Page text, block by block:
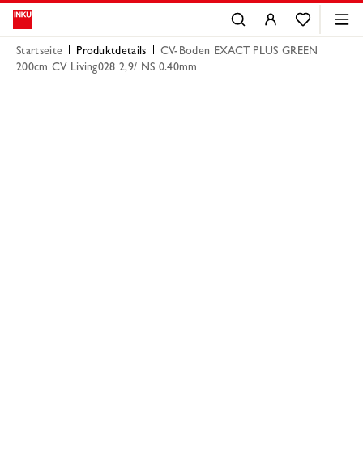
Startseite Produktdetails
CV-Boden EXACT PLUS GREEN
200cm CV Living028 2,9/ NS 0.40mm